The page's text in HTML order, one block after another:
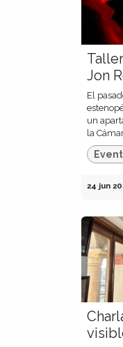
Jon
El
un
la
24 jun